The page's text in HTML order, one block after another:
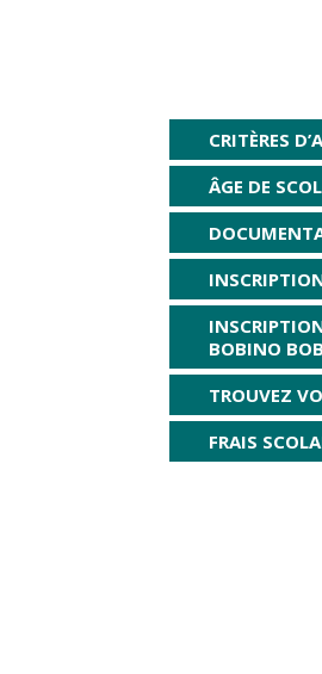
CRITÈRES
ÂGE DE
BOBINO
TROUVEZ
FRAIS